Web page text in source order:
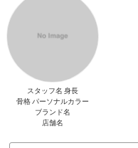
スタッフ名 身長
骨格 パーソナルカラー
ブランド名
店舗名